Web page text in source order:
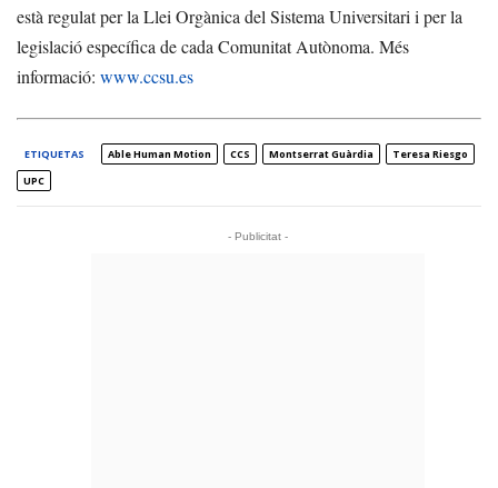
està regulat per la Llei Orgànica del Sistema Universitari i per la
legislació específica de cada Comunitat Autònoma. Més
informació: www.ccsu.es
ETIQUETAS Able Human Motion CCS Montserrat Guàrdia
Teresa Riesgo
UPC
- Publicitat -